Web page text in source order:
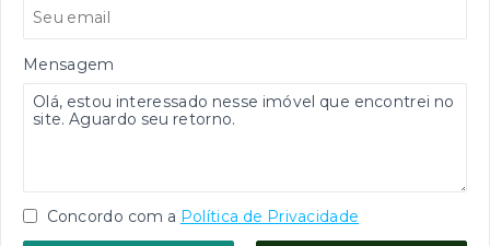
Mensagem
Concordo com a Política de Privacidade